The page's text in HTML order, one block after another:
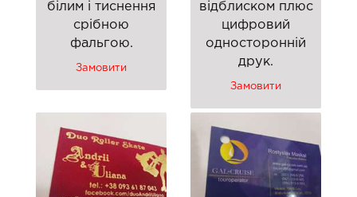
білим і тиснення
срібною
фальгою.
Замовити
відблиском плюс
цифровий
односторонній
друк.
Замовити